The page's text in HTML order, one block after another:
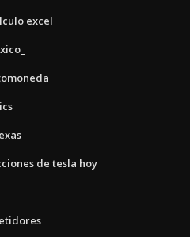
excel
de tesla hoy